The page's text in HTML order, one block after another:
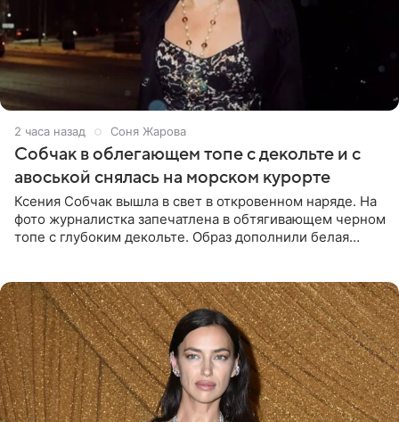
2 часа назад Соня Жарова
Собчак в облегающем топе с декольте и с
авоськой снялась на морском курорте
Ксения Собчак вышла в свет в откровенном наряде. На
фото журналистка запечатлена в обтягивающем черном
топе с глубоким декольте. Образ дополнили белая